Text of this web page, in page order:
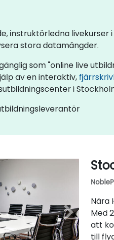
instruktörledna
stora datamängder.
som "online live
av en interaktiv,
i
Nära
Med
att
till